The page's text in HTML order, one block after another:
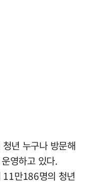
년 누구나 방문해
영하고 있다.
만186명의 청년